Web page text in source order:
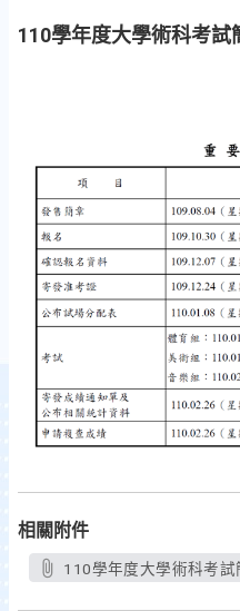
110學年度大學術科考試
相關附件
110學年度大學術科考